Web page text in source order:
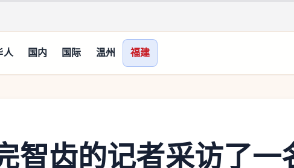
人 国内 国际 温州 福建
智齿的记者采访了一